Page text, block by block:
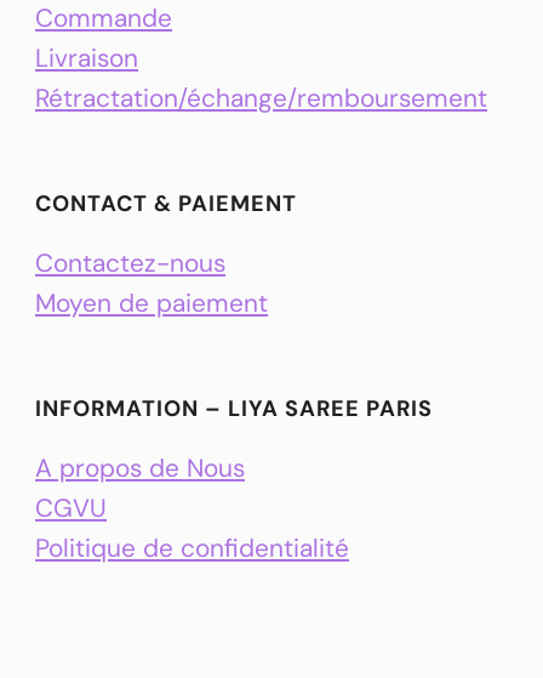
Commande
Livraison
Rétractation/échange/remboursement
CONTACT & PAIEMENT
Contactez-nous
Moyen de paiement
INFORMATION – LIYA SAREE PARIS
A propos de Nous
CGVU
Politique de confidentialité